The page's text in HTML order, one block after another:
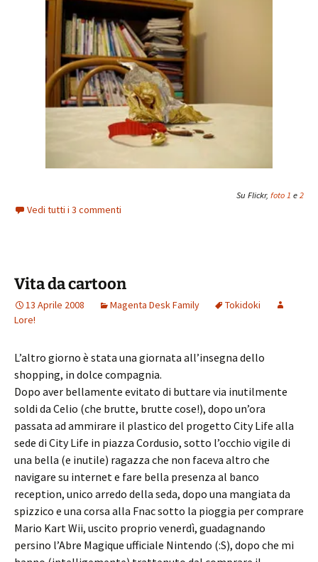
Su Flickr, foto 1 e 2
Vedi tutti i 3 commenti
Vita da cartoon
13 Aprile 2008 Magenta Desk Family
Tokidoki
Lore!
L’altro giorno è stata una giornata all’insegna dello
shopping, in dolce compagnia.
Dopo aver bellamente evitato di buttare via inutilmente
soldi da Celio (che brutte, brutte cose!), dopo un’ora
passata ad ammirare il plastico del progetto City Life alla
sede di City Life in piazza Cordusio, sotto l’occhio vigile di
una bella (e inutile) ragazza che non faceva altro che
navigare su internet e fare bella presenza al banco
reception, unico arredo della seda, dopo una mangiata da
spizzico e una corsa alla Fnac sotto la pioggia per comprare
Mario Kart Wii, uscito proprio venerdì, guadagnando
persino l’Abre Magique ufficiale Nintendo (:S), dopo che mi